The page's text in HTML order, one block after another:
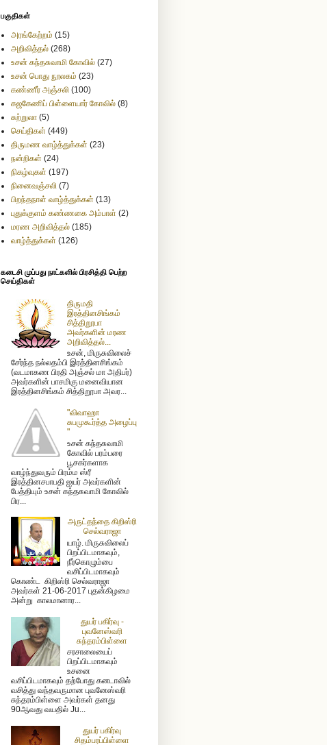
பகுதிகள்
அரங்கேற்றம் (15)
அறிவித்தல் (268)
உசன் கந்தசுவாமி கோவில் (27)
உசன் பொது நூலகம் (23)
கண்ணீர் அஞ்சலி (100)
கஜகேணிப் பிள்ளையார் கோவில் (8)
சுற்றுலா (5)
செய்திகள் (449)
திருமண வாழ்த்துக்கள் (23)
நன்றிகள் (24)
நிகழ்வுகள் (197)
நினைவஞ்சலி (7)
பிறந்தநாள் வாழ்த்துக்கள் (13)
புதுக்குளம் கண்ணகை அம்பாள் (2)
மரண அறிவித்தல் (185)
வாழ்த்துக்கள் (126)
கடைசி முப்பது நாட்களில் பிரசித்தி பெற்ற
செய்திகள்
திருமதி
இரத்தினசிங்கம்
சித்திறூபா
அவர்களின் மரண
அறிவித்தல்...
உசன், மிருசுவிலைச்
சேர்ந்த நல்லதம்பி இரத்தினசிங்கம்
(வடமாகண பிரதி அஞ்சல் மா அதிபர்)
அவர்களின் பாசமிகு மனைவியான
இரத்தினசிங்கம் சித்திறூபா அவர...
"விவாஹா
சுபமுகூர்த்த அழைப்பு
"
உசன் கந்தசுவாமி
கோவில் பரம்பரை
பூசகர்களாக
வாழ்ந்துவரும் பிரம்ம ஸ்ரீ
இரத்தினசபாபதி ஐயர் அவர்களின்
பேத்தியும் உசன் கந்தசுவாமி கோவில்
பிர...
அருட்தந்தை கிறிஸ்ரி
செல்வராஜா
யாழ். மிருசுவிலைப்
பிறப்பிடமாகவும்,
நீர்கொழும்பை
வசிப்பிடமாகவும்
கொண்ட கிறிஸ்ரி செல்வராஜா
அவர்கள் 21-06-2017 புதன்கிழமை
அன்று காலமானார...
துயர் பகிர்வு -
புவனேஸ்வரி
சுந்தரம்பிள்ளை
சரசாலையைப்
பிறப்பிடமாகவும்
உசனை
வசிப்பிடமாகவும் தற்போது கனடாவில்
வசித்து வந்தவருமான புவனேஸ்வரி
சுந்தரம்பிள்ளை அவர்கள் தனது
90ஆவது வயதில் Ju...
துயர் பகிர்வு
சிதம்பரப்பிள்ளை